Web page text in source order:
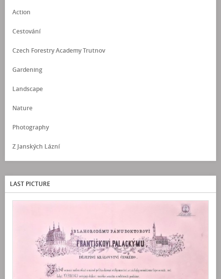
Action
Cestování
Czech Forestry Academy Trutnov
Gardening
Landscape
Nature
Photography
Z Janských Lázní
LAST PICTURE